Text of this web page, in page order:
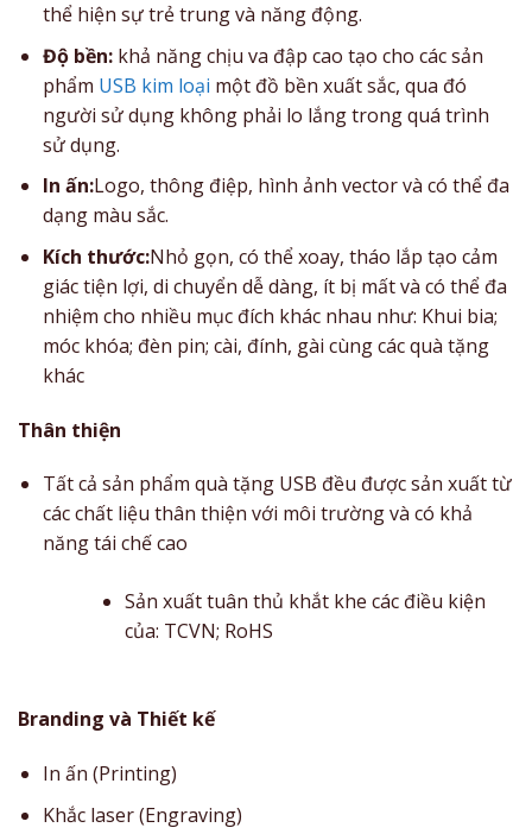
thể hiện sự trẻ trung và năng động.
Độ bền:khả năng chịu va đập cao tạo cho các sản
phẩm USB kim loại một đồ bền xuất sắc, qua đó
người sử dụng không phải lo lắng trong quá trình
sử dụng.
In ấn:Logo, thông điệp, hình ảnh vector và có thể đa
dạng màu sắc.
Kích thước:Nhỏ gọn, có thể xoay, tháo lắp tạo cảm
giác tiện lợi, di chuyển dễ dàng, ít bị mất và có thể đa
nhiệm cho nhiều mục đích khác nhau như: Khui bia;
móc khóa; đèn pin; cài, đính, gài cùng các quà tặng
khác
Thân thiện
Tất cả sản phẩm quà tặng USB đều được sản xuất từ
các chất liệu thân thiện với môi trường và có khả
năng tái chế cao
Sản xuất tuân thủ khắt khe các điều kiện
của: TCVN; RoHS
Branding và Thiết kế
In ấn (Printing)
Khắc laser (Engraving)